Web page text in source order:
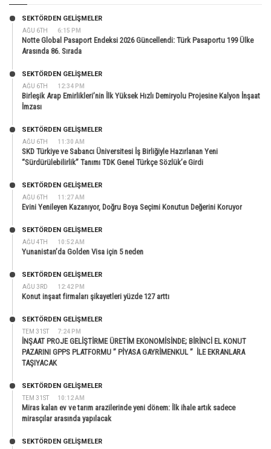
AĞU 6TH 6:15 PM
SEKTÖRDEN GELIŞMELER
Notte Global Pasaport Endeksi 2026 Güncellendi: Türk Pasaportu 199 Ülke
Arasında 86. Sırada
AĞU 6TH 12:34 PM
SEKTÖRDEN GELIŞMELER
Birleşik Arap Emirlikleri’nin İlk Yüksek Hızlı Demiryolu Projesine Kalyon İnşaat
İmzası
AĞU 6TH 11:30 AM
SEKTÖRDEN GELIŞMELER
SKD Türkiye ve Sabancı Üniversitesi İş Birliğiyle Hazırlanan Yeni
“Sürdürülebilirlik” Tanımı TDK Genel Türkçe Sözlük’e Girdi
AĞU 6TH 11:27 AM
SEKTÖRDEN GELIŞMELER
Evini Yenileyen Kazanıyor, Doğru Boya Seçimi Konutun Değerini Koruyor
AĞU 4TH 10:52 AM
SEKTÖRDEN GELIŞMELER
Yunanistan’da Golden Visa için 5 neden
AĞU 3RD 12:42 PM
SEKTÖRDEN GELIŞMELER
Konut inşaat firmaları şikayetleri yüzde 127 arttı
TEM 31ST 7:24 PM
SEKTÖRDEN GELIŞMELER
İNŞAAT PROJE GELİŞTİRME ÜRETİM EKONOMİSİNDE; BİRİNCİ EL KONUT
PAZARINI GPPS PLATFORMU ” PİYASA GAYRİMENKUL ” İLE EKRANLARA
TAŞIYACAK
TEM 31ST 10:12 AM
SEKTÖRDEN GELIŞMELER
Miras kalan ev ve tarım arazilerinde yeni dönem: İlk ihale artık sadece
mirasçılar arasında yapılacak
SEKTÖRDEN GELIŞMELER